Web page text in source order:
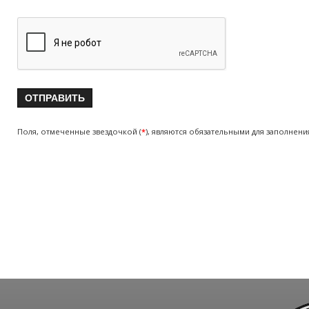
Поля, отмеченные звездочкой (*), являются обязательными для